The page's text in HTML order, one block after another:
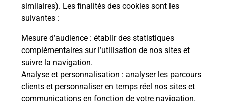
similaires). Les finalités des cookies sont les
suivantes :
Mesure d’audience : établir des statistiques
complémentaires sur l’utilisation de nos sites et
suivre la navigation.
Analyse et personnalisation : analyser les parcours
clients et personnaliser en temps réel nos sites et
communications en fonction de votre navigation.
Comment demander une
modification de livraison ?
Comment La Poste participe-t-elle
à votre sécurité au quotidien ?